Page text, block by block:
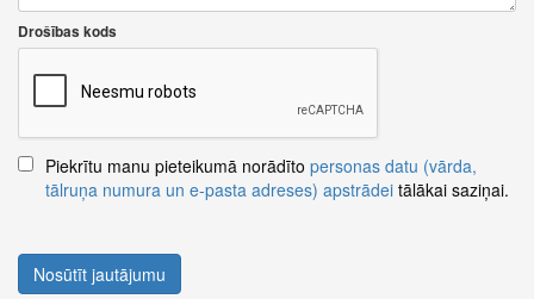
Drošības kods
Piekrītu manu pieteikumā norādīto personas datu (vārda,
tālruņa numura un e-pasta adreses) apstrādei tālākai saziņai.
Nosūtīt jautājumu